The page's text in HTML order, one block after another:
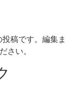
稿です。編集ま
さい。